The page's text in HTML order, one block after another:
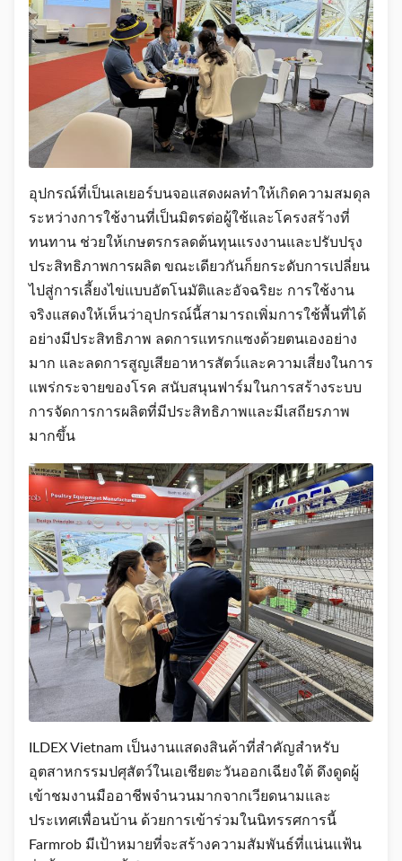
อุปกรณ์ที่เป็นเลเยอร์บนจอแสดงผลทำให้เกิดความสมดุล
ระหว่างการใช้งานที่เป็นมิตรต่อผู้ใช้และโครงสร้างที่
ทนทาน ช่วยให้เกษตรกรลดต้นทุนแรงงานและปรับปรุง
ประสิทธิภาพการผลิต ขณะเดียวกันก็ยกระดับการเปลี่ยน
ไปสู่การเลี้ยงไข่แบบอัตโนมัติและอัจฉริยะ การใช้งาน
จริงแสดงให้เห็นว่าอุปกรณ์นี้สามารถเพิ่มการใช้พื้นที่ได้
อย่างมีประสิทธิภาพ ลดการแทรกแซงด้วยตนเองอย่าง
มาก และลดการสูญเสียอาหารสัตว์และความเสี่ยงในการ
แพร่กระจายของโรค สนับสนุนฟาร์มในการสร้างระบบ
การจัดการการผลิตที่มีประสิทธิภาพและมีเสถียรภาพ
มากขึ้น
ILDEX Vietnam เป็นงานแสดงสินค้าที่สำคัญสำหรับ
อุตสาหกรรมปศุสัตว์ในเอเชียตะวันออกเฉียงใต้ ดึงดูดผู้
เข้าชมงานมืออาชีพจำนวนมากจากเวียดนามและ
ประเทศเพื่อนบ้าน ด้วยการเข้าร่วมในนิทรรศการนี้
Farmrob มีเป้าหมายที่จะสร้างความสัมพันธ์ที่แน่นแฟ้น